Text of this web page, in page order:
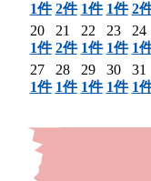
1件 2件 1件 1件 2
20
1件
21
2件
22
1件
23
1件
24
1
27
1件
28
1件
29
1件
30
1件
31
1